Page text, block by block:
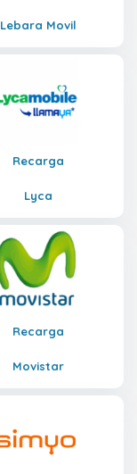
Lebara Movil
Recarga
Lyca
Recarga
Movistar